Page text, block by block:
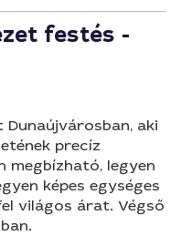
festés -
aki
precíz
megbízható, legyen
képes egységes
világos árat. Végső